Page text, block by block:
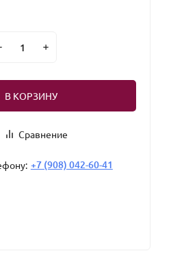
В КОРЗИНУ
Сравнение
+7 (908) 042-60-41